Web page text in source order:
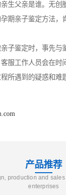
生父亲是谁。无创
期亲子鉴定方法，
子鉴定时，事先与
服工作人员会在时
所遇到的疑惑和难
产品推荐
production and
enterprises